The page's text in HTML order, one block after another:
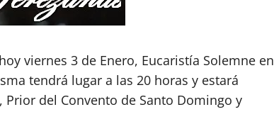
viernes 3 de Enero, Eucaristía Solemne en
tendrá lugar a las 20 horas y estará
Prior del Convento de Santo Domingo y